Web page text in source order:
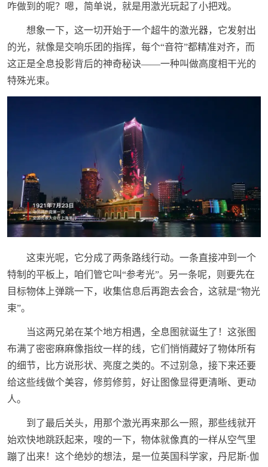
咋做到的呢？嗯，简单说，就是用激光玩起了小把戏。
想象一下，这一切开始于一个超牛的激光器，它发射出
的光，就像是交响乐团的指挥，每个“音符”都精准对齐，而
这正是全息投影背后的神奇秘诀——一种叫做高度相干光的
特殊光束。
这束光呢，它分成了两条路线行动。一条直接冲到一个
特制的平板上，咱们管它叫“参考光”。另一条呢，则要先在
目标物体上弹跳一下，收集信息后再跑去会合，这就是“物光
束”。
当这两兄弟在某个地方相遇，全息图就诞生了！这张图
布满了密密麻麻像指纹一样的线，它们悄悄藏好了物体所有
的细节，比方说形状、亮度之类的。不过别急，接下来还要
给这些线做个美容，修剪修剪，好让图像显得更清晰、更动
人。
到了最后关头，用那个激光再来那么一照，那些线就开
始欢快地跳跃起来，嗖的一下，物体就像真的一样从空气里
蹦了出来！这个绝妙的想法，是一位英国科学家，丹尼斯·伽